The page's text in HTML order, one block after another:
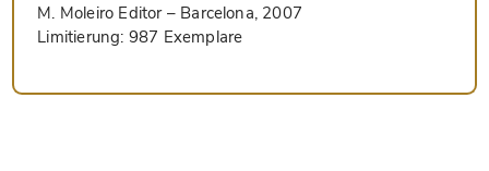
M. Moleiro Editor– Barcelona, 2007
Limitierung: 987 Exemplare